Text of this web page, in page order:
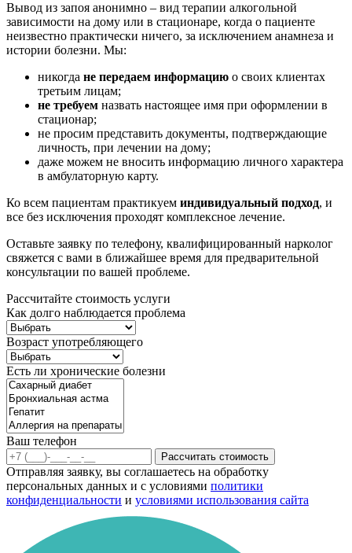
Вывод из запоя анонимно – вид терапии алкогольной
зависимости на дому или в стационаре, когда о пациенте
неизвестно практически ничего, за исключением анамнеза и
истории болезни. Мы:
никогда не передаем информацию о своих клиентах
третьим лицам;
не требуем назвать настоящее имя при оформлении в
стационар;
не просим представить документы, подтверждающие
личность, при лечении на дому;
даже можем не вносить информацию личного характера
в амбулаторную карту.
Ко всем пациентам практикуем индивидуальный подход, и
все без исключения проходят комплексное лечение.
Оставьте заявку по телефону, квалифицированный нарколог
свяжется с вами в ближайшее время для предварительной
консультации по вашей проблеме.
Рассчитайте стоимость услуги
Как долго наблюдается проблема
Возраст употребляющего
Есть ли хронические болезни
Ваш телефон
Рассчитать стоимость
Отправляя заявку, вы соглашаетесь на обработку
персональных данных и с условиями политики
конфиденциальности и условиями использования сайта